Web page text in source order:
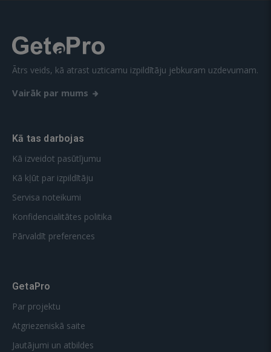
Ātrs veids, kā atrast uzticamu izpildītāju jebkuram uzdevumam.
Vairāk par mums
Kā tas darbojas
Kā izveidot pasūtījumu
Kā kļūt par izpildītāju
Servisa noteikumi
Konfidencialitātes politika
Pārvaldīt preferences
GetaPro
Par projektu
Atgriezeniskā saite
Jautājumi un atbildes